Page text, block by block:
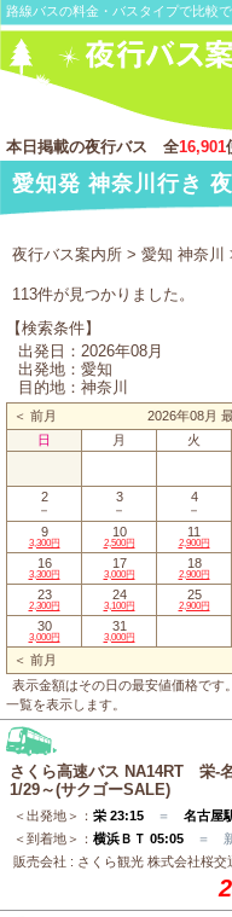
路線バスの料金・バスタイプで比較
本日掲載の夜行バス 全16,901
愛知発 神奈川行き
夜行バス案内所 > 愛知 神奈川
113件が見つかりました。
【検索条件】
出発日：2026年08月
出発地：愛知
目的地：神奈川
＜ 前月 2026年08月
日
月 火
2
－
3
－
4
－
9
3,300円
10
2,500円
11
2,900円
16
3,300円
17
3,000円
18
2,900円
23
2,300円
24
3,100円
25
2,900円
30
3,000円
31
3,000円
＜ 前月
表示金額はその日の最安値価格です
一覧を表示します。
さくら高速バス NA14RT 栄-
1/29～(サクゴーSALE)
＜出発地＞： 栄 23:15 ＝ 名古屋
＜到着地＞： 横浜ＢＴ 05:05 ＝ 新
販売会社 : さくら観光 株式会社桜交